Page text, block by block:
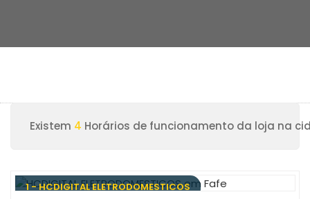
Existem 4 Horários de funcionamento da loja na
1 - HCDIGITAL ELETRODOMESTICOS